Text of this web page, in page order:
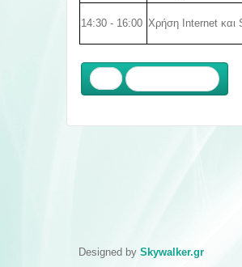
14:30 - 16:00 Χρήση Internet και
Designed by Skywalker.gr